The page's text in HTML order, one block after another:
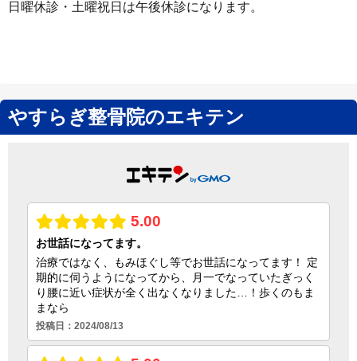
日曜休診・土曜祝日は午後休診になります。
やすらぎ整骨院のエキテン